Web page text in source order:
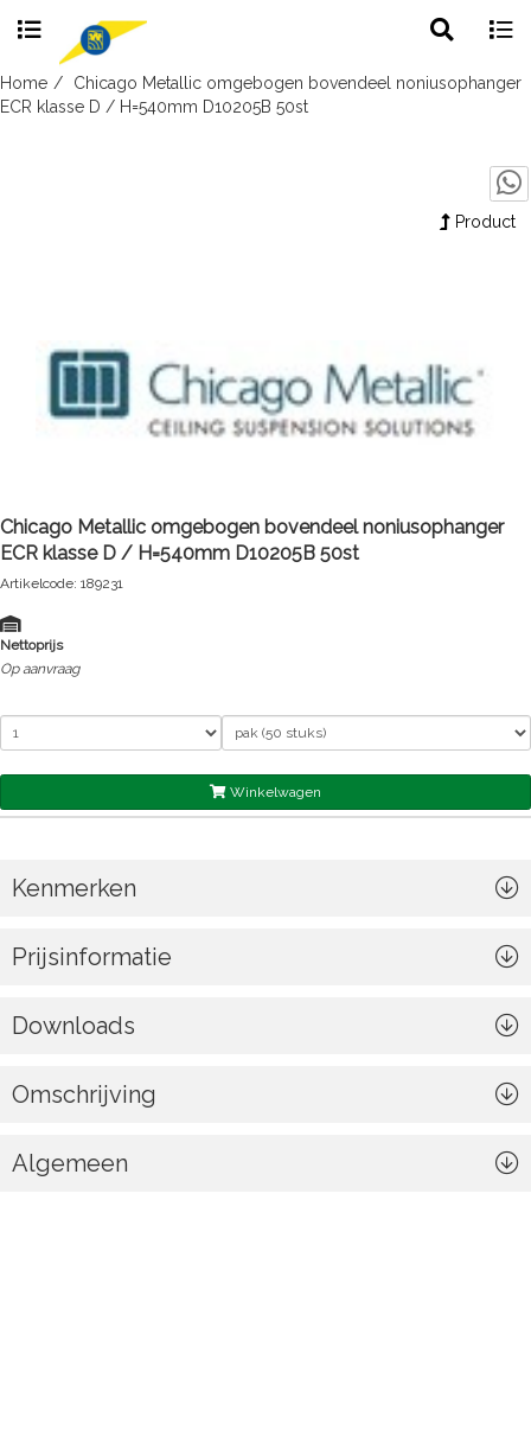
Skip
to
search
Home
Chicago Metallic omgebogen bovendeel noniusophanger
ECR klasse D / H=540mm D10205B 50st
Product
Chicago Metallic omgebogen bovendeel noniusophanger
ECR klasse D / H=540mm D10205B 50st
Artikelcode: 189231
Nettoprijs
Op aanvraag
Winkelwagen
Kenmerken
Prijsinformatie
Downloads
Omschrijving
Algemeen